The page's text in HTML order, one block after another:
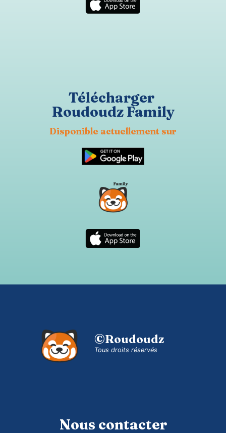
Télécharger
Roudoudz Family
Disponible actuellement sur
©Roudoudz
Tous droits réservés
Nous contacter